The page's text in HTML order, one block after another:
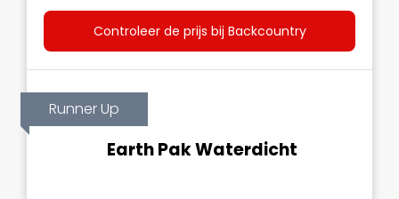
Controleer de prijs bij Backcountry
Runner Up
Earth Pak Waterdicht